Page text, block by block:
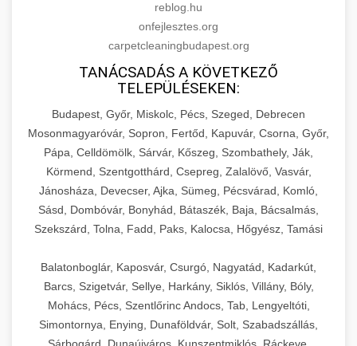
reblog.hu
onfejlesztes.org
carpetcleaningbudapest.org
TANÁCSADÁS A KÖVETKEZŐ
TELEPÜLÉSEKEN:
Budapest, Győr, Miskolc, Pécs, Szeged, Debrecen
Mosonmagyaróvár, Sopron, Fertőd, Kapuvár, Csorna, Győr,
Pápa, Celldömölk, Sárvár, Kőszeg, Szombathely, Ják,
Körmend, Szentgotthárd, Csepreg, Zalalövő, Vasvár,
Jánosháza, Devecser, Ajka, Sümeg, Pécsvárad, Komló,
Sásd, Dombóvár, Bonyhád, Bátaszék, Baja, Bácsalmás,
Szekszárd, Tolna, Fadd, Paks, Kalocsa, Hőgyész, Tamási
Balatonboglár, Kaposvár, Csurgó, Nagyatád, Kadarkút,
Barcs, Szigetvár, Sellye, Harkány, Siklós, Villány, Bóly,
Mohács, Pécs, Szentlőrinc Andocs, Tab, Lengyeltóti,
Simontornya, Enying, Dunaföldvár, Solt, Szabadszállás,